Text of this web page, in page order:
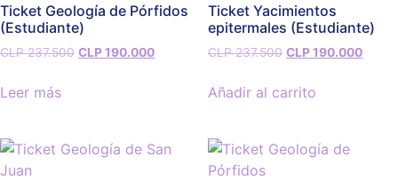
Ticket Geología de Pórfidos
(Estudiante)
CLP237.500 CLP190.000
Leer más
Ticket Yacimientos
epitermales (Estudiante)
CLP237.500 CLP190.000
Añadir al carrito